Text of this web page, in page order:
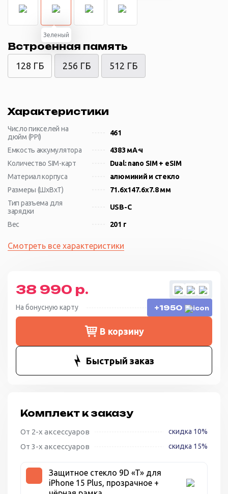
Зеленый
Встроенная память
128 ГБ 256 ГБ 512 ГБ
Характеристики
Число пикселей на
дюйм (PPI)
461
Емкость аккумулятора
4383 мА⋅ч
Количество SIM-карт
Dual: nano SIM + eSIM
Материал корпуса
алюминий и стекло
Размеры (ШxВxТ)
71.6x147.6x7.8 мм
Тип разъема для
зарядки
USB-C
Вес 201 г
Смотреть все характеристики
38 990 р.
На бонусную карту +1950
В корзину
Быстрый заказ
Комплект к заказу
От 2-х аксессуаров скидка 10%
От 3-х аксессуаров скидка 15%
Защитное стекло 9D «T» для
iPhone 15 Plus, прозрачное +